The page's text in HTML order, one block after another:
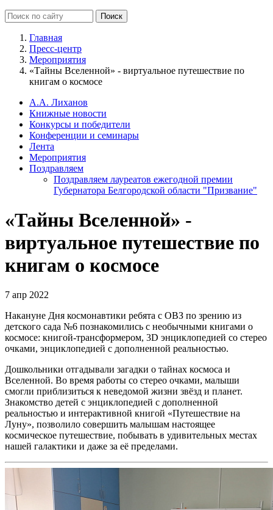
Главная
Пресс-центр
Мероприятия
«Тайны Вселенной» - виртуальное путешествие по
книгам о космосе
А.А. Лиханов
Книжные новости
Конкурсы и победители
Конференции и семинары
Лента
Мероприятия
Поздравляем
Поздравляем лауреатов ежегодной премии
Губернатора Белгородской области "Призвание"
«Тайны Вселенной» -
виртуальное путешествие по
книгам о космосе
7 апр 2022
Накануне Дня космонавтики ребята c ОВЗ по зрению из
детского сада №6 познакомились с необычными книгами о
космосе: книгой-трансформером, 3D энциклопедией со стерео
очками, энциклопедией с дополненной реальностью.
Дошкольники отгадывали загадки о тайнах космоса и
Вселенной. Во время работы со стерео очками, малыши
смогли приблизиться к неведомой жизни звёзд и планет.
Знакомство детей с энциклопедией с дополненной
реальностью и интерактивной книгой «Путешествие на
Луну», позволило совершить малышам настоящее
космическое путешествие, побывать в удивительных местах
нашей галактики и даже за её пределами.